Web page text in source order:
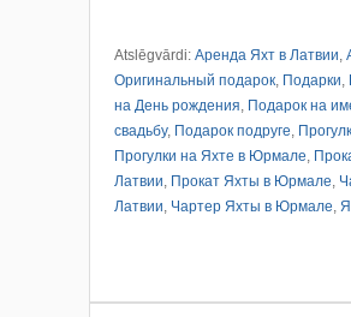
Atslēgvārdi: Аренда Яхт в Латвии,
Оригинальный подарок, Подарки,
на День рождения, Подарок на
свадьбу, Подарок подруге,
Прогулки на Яхте в Юрмале,
Латвии, Прокат Яхты в Юрмале,
Латвии, Чартер Яхты в Юрмале,